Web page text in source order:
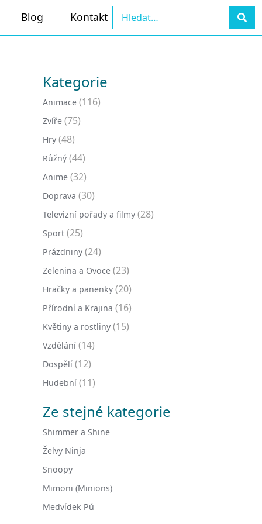
Blog Kontakt
Kategorie
Animace (116)
Zvíře (75)
Hry (48)
Růžný (44)
Anime (32)
Doprava (30)
Televizní pořady a filmy (28)
Sport (25)
Prázdniny (24)
Zelenina a Ovoce (23)
Hračky a panenky (20)
Přírodní a Krajina (16)
Květiny a rostliny (15)
Vzdělání (14)
Dospělí (12)
Hudební (11)
Ze stejné kategorie
Shimmer a Shine
Želvy Ninja
Snoopy
Mimoni (Minions)
Medvídek Pú